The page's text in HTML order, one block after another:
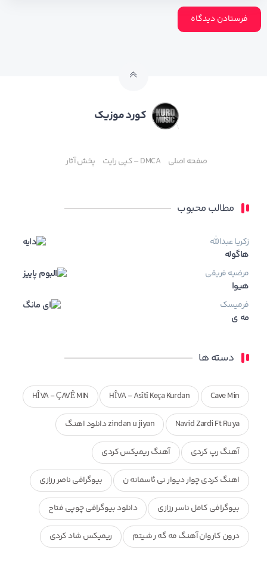
کورد موزیک
صفحه اصلی DMCA – کپی رایت پخش آثار
مطالب محبوب
زکریا عبدالله
هاگوله
مرضیه فریقی
هیوا
فرمیسک
مه ی
دسته ها
Cave Min
HÎVA - Asîtî Keça Kurdan
HÎVA - ÇAVÊ MIN
Navid Zardi Ft Ruya zindan u jiyan دانلود اهنگ
آهنگ رپ کردی آهنگ ریمیکس کردی
اهنگ کردی چوار دیوار نی ئاسمانه ن بیوگرافی ناصر رزازی
بیوگرافی کامل ناسر رزازی دانلود بیوگرافی چوپی فتاح
درون کاروان آهنگ مه گه ر شیتم ریمیکس شاد کردی